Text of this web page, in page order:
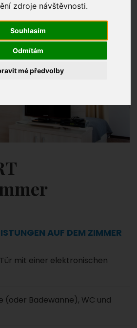
zdroje návštěvnosti.
Souhlasím
Odmítám
mé předvolby
AUF DEM ZIMMER
mit einer elektronischen
(oder Badewanne), WC und